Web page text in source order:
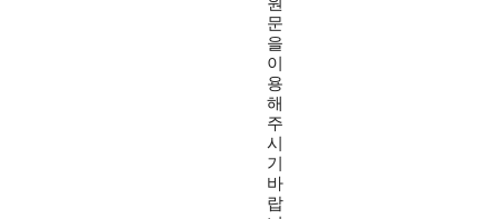
원
문
을
이
용
해
주
시
기
바
랍